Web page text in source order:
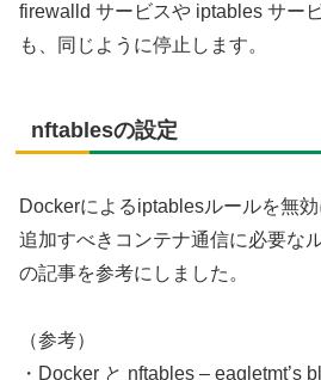
firewalld サービスや iptables サー
も、同じように停止します。
nftablesの設定
Dockerによるiptablesルールを無
追加すべきコンテナ通信に必要な
の記事を参考にしました。
（参考）
・Docker と nftables – eagletmt’s